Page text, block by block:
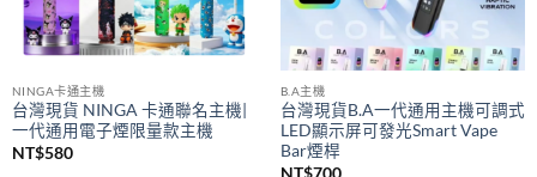
NINGA卡通主機
台灣現貨 NINGA 卡通聯名主機|
一代通用電子煙限量款主機
NT$580
B.A主機
台灣現貨B.A一代通用主機可調式
LED顯示屏可發光Smart Vape
Bar煙桿
NT$700